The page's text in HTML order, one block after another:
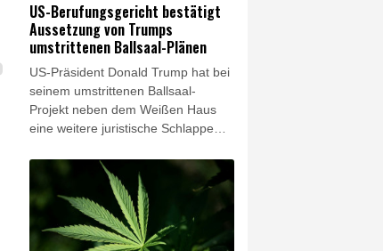
US-Berufungsgericht bestätigt
Aussetzung von Trumps
umstrittenen Ballsaal-Plänen
US-Präsident Donald Trump hat bei
seinem umstrittenen Ballsaal-
Projekt neben dem Weißen Haus
eine weitere juristische Schlappe
Bundesberufungsgericht bestätigte
am Freitag die im April von einem
Richter angeordnete Aussetzung
der Bauarbeiten. Es begründete
sein Urteil mit der fehlenden